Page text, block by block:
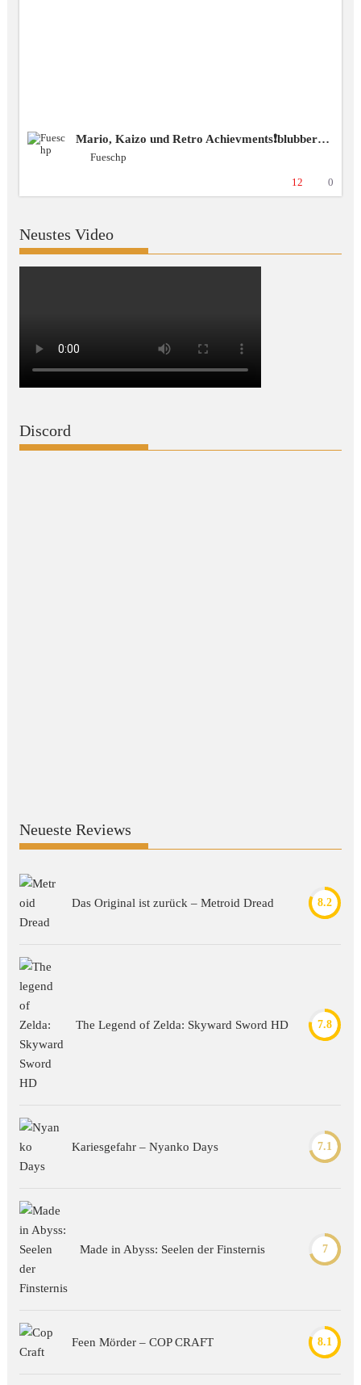
Mario, Kaizo und Retro Achievments❗️blubbercast❗️Discord ❗️BSG [+18 GER]
Fueschp
12 0
Neustes Video
Discord
Neueste Reviews
Das Original ist zurück – Metroid Dread 8.2
The Legend of Zelda: Skyward Sword HD 7.8
Kariesgefahr – Nyanko Days 7.1
Made in Abyss: Seelen der Finsternis 7
Feen Mörder – COP CRAFT 8.1